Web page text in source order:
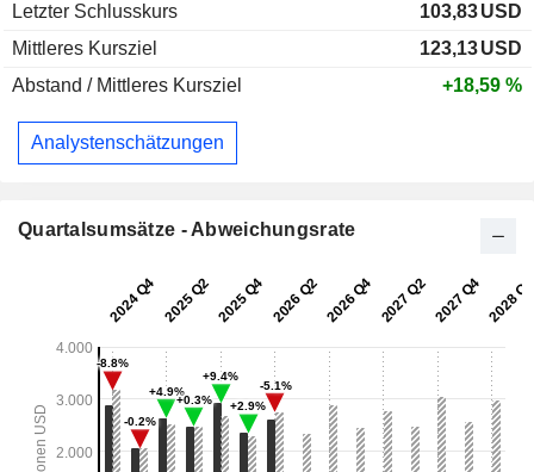
Letzter Schlusskurs
103,83USD
Mittleres Kursziel
123,13USD
Abstand / Mittleres Kursziel
+18,59 %
Analystenschätzungen
Quartalsumsätze - Abweichungsrate